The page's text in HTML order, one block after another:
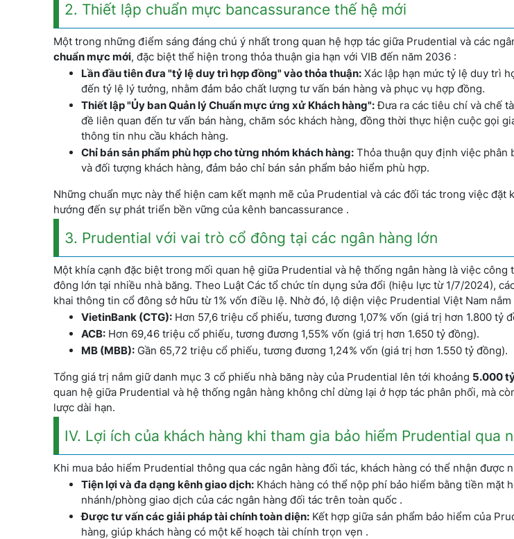
2. Thiết lập chuẩn mực bancassurance thế hệ mới
Một trong những điểm sáng đáng chú ý nhất trong quan hệ hợp tác giữa Prudential và các
chuẩn mực mới, đặc biệt thể hiện trong thỏa thuận gia hạn với VIB đến năm 2036 :
Lần đầu tiên đưa "tỷ lệ duy trì hợp đồng" vào thỏa thuận: Xác lập hạn mức tỷ lệ duy trì
đến tỷ lệ lý tưởng, nhằm đảm bảo chất lượng tư vấn bán hàng và phục vụ hợp đồng.
Thiết lập "Ủy ban Quản lý Chuẩn mực ứng xử Khách hàng":Đưa ra các tiêu chí và chế
đề liên quan đến tư vấn bán hàng, chăm sóc khách hàng, đồng thời thực hiện cuộc gọi
thông tin nhu cầu khách hàng.
Chỉ bán sản phẩm phù hợp cho từng nhóm khách hàng: Thỏa thuận quy định việc phân
và đối tượng khách hàng, đảm bảo chỉ bán sản phẩm bảo hiểm phù hợp.
Những chuẩn mực này thể hiện cam kết mạnh mẽ của Prudential và các đối tác trong việc đặt
hướng đến sự phát triển bền vững của kênh bancassurance .
3. Prudential với vai trò cổ đông tại các ngân hàng lớn
Một khía cạnh đặc biệt trong mối quan hệ giữa Prudential và hệ thống ngân hàng là việc công
đông lớn tại nhiều nhà băng. Theo Luật Các tổ chức tín dụng sửa đổi (hiệu lực từ 1/7/2024),
khai thông tin cổ đông sở hữu từ 1% vốn điều lệ. Nhờ đó, lộ diện việc Prudential Việt Nam
VietinBank (CTG): Hơn 57,6 triệu cổ phiếu, tương đương 1,07% vốn (giá trị hơn 1.800 tỷ
ACB: Hơn 69,46 triệu cổ phiếu, tương đương 1,55% vốn (giá trị hơn 1.650 tỷ đồng).
MB (MBB): Gần 65,72 triệu cổ phiếu, tương đương 1,24% vốn (giá trị hơn 1.550 tỷ đồng).
Tổng giá trị nắm giữ danh mục 3 cổ phiếu nhà băng này của Prudential lên tới khoảng 5.000
quan hệ giữa Prudential và hệ thống ngân hàng không chỉ dừng lại ở hợp tác phân phối, mà
lược dài hạn.
IV. Lợi ích của khách hàng khi tham gia bảo hiểm Prudential qua
Khi mua bảo hiểm Prudential thông qua các ngân hàng đối tác, khách hàng có thể nhận được
Tiện lợi và đa dạng kênh giao dịch: Khách hàng có thể nộp phí bảo hiểm bằng tiền mặt
nhánh/phòng giao dịch của các ngân hàng đối tác trên toàn quốc .
Được tư vấn các giải pháp tài chính toàn diện: Kết hợp giữa sản phẩm bảo hiểm của
hàng, giúp khách hàng có một kế hoạch tài chính trọn vẹn .